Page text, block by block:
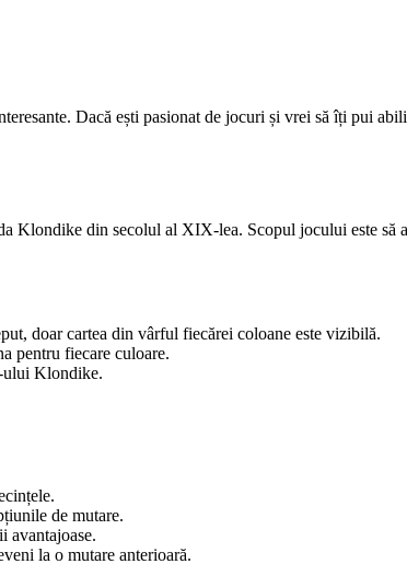
Dacă ești pasionat de jocuri și vrei să îți pui
Klondike din secolul al XIX-lea. Scopul jocului este să
doar cartea din vârful fiecărei coloane este vizibilă.
pentru fiecare culoare.
ului Klondike.
de mutare.
avantajoase.
la o mutare anterioară.